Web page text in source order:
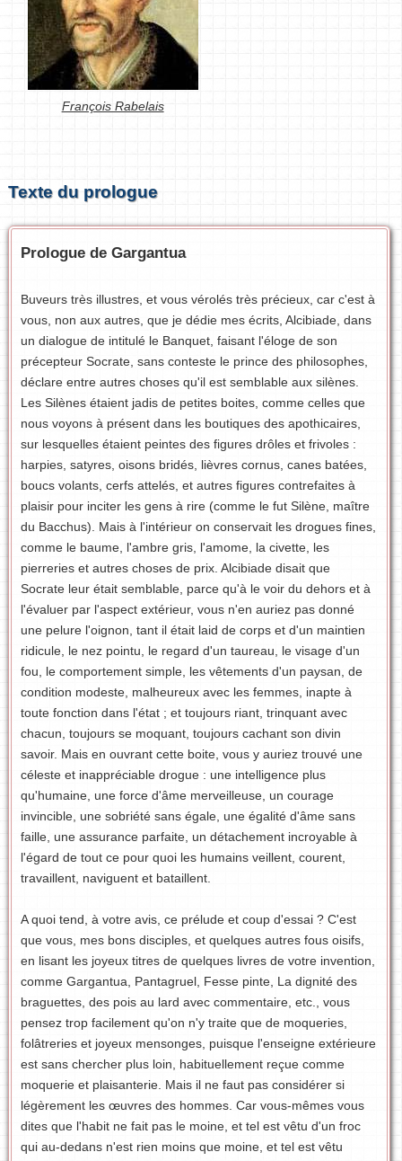
François Rabelais
Texte du prologue
Prologue de Gargantua
Buveurs très illustres, et vous vérolés très précieux, car c'est à
vous, non aux autres, que je dédie mes écrits, Alcibiade, dans
un dialogue de intitulé le Banquet, faisant l'éloge de son
précepteur Socrate, sans conteste le prince des philosophes,
déclare entre autres choses qu'il est semblable aux silènes.
Les Silènes étaient jadis de petites boites, comme celles que
nous voyons à présent dans les boutiques des apothicaires,
sur lesquelles étaient peintes des figures drôles et frivoles :
harpies, satyres, oisons bridés, lièvres cornus, canes batées,
boucs volants, cerfs attelés, et autres figures contrefaites à
plaisir pour inciter les gens à rire (comme le fut Silène, maître
du Bacchus). Mais à l'intérieur on conservait les drogues fines,
comme le baume, l'ambre gris, l'amome, la civette, les
pierreries et autres choses de prix. Alcibiade disait que
Socrate leur était semblable, parce qu'à le voir du dehors et à
l'évaluer par l'aspect extérieur, vous n'en auriez pas donné
une pelure l'oignon, tant il était laid de corps et d'un maintien
ridicule, le nez pointu, le regard d'un taureau, le visage d'un
fou, le comportement simple, les vêtements d'un paysan, de
condition modeste, malheureux avec les femmes, inapte à
toute fonction dans l'état ; et toujours riant, trinquant avec
chacun, toujours se moquant, toujours cachant son divin
savoir. Mais en ouvrant cette boite, vous y auriez trouvé une
céleste et inappréciable drogue : une intelligence plus
qu'humaine, une force d'âme merveilleuse, un courage
invincible, une sobriété sans égale, une égalité d'âme sans
faille, une assurance parfaite, un détachement incroyable à
l'égard de tout ce pour quoi les humains veillent, courent,
travaillent, naviguent et bataillent.
A quoi tend, à votre avis, ce prélude et coup d'essai ? C'est
que vous, mes bons disciples, et quelques autres fous oisifs,
en lisant les joyeux titres de quelques livres de votre invention,
comme Gargantua, Pantagruel, Fesse pinte, La dignité des
braguettes, des pois au lard avec commentaire, etc., vous
pensez trop facilement qu'on n'y traite que de moqueries,
folâtreries et joyeux mensonges, puisque l'enseigne extérieure
est sans chercher plus loin, habituellement reçue comme
moquerie et plaisanterie. Mais il ne faut pas considérer si
légèrement les œuvres des hommes. Car vous-mêmes vous
dites que l'habit ne fait pas le moine, et tel est vêtu d'un froc
qui au-dedans n'est rien moins que moine, et tel est vêtu